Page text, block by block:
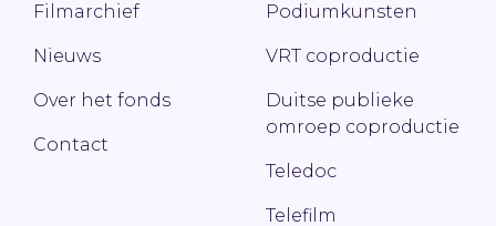
Filmarchief
Nieuws
Over het fonds
Contact
Podiumkunsten
VRT coproductie
Duitse publieke
omroep coproductie
Teledoc
Telefilm